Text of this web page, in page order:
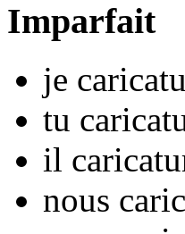
Imparfait
je
tu
il
nous